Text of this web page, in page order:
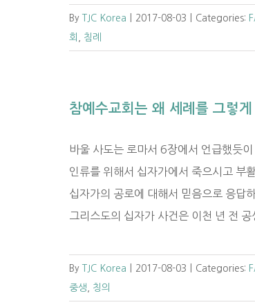
By TJC Korea 2017-08-03 Categories:
회
침례
참예수교회는 왜 세례를 그렇
바울 사도는 로마서 6장에서 언급했듯
인류를 위해서 십자가에서 죽으시고 부
십자가의 공로에 대해서 믿음으로 응답
그리스도의 십자가 사건은 이천 년 전
By TJC Korea 2017-08-03 Categories:
중생
칭의